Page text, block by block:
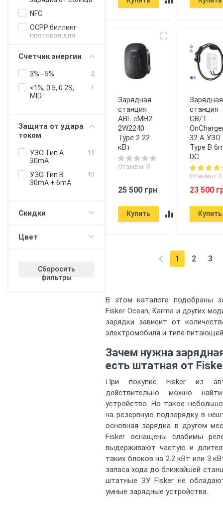
NFC
OCPP биллинг
протокол для
Онлайн-
Балансировка
мощности дом -
электромобиль
зарядные станци
Push-уведомления
Регулировка
лимита зарядки
Таймер (для DC
протокола)
V2H - повербанк с
Прием оплаты
Счетчик энергии
3% - 5% 2
<1%, 0.5, 0.2S,
MID
1
Защита от удара
током
УЗО Тип А
30mA
19
УЗО Тип B
30mA + 6mA
10
Скидки
Цвет
Сборосить
фильтры
Зарядная
станция
ABL eMH2
2W2240
Type 2 22
кВт
Отзывы: 0
25 500 грн
Купить
Зарядная
станция
GB/T
32 A УЗО
Type B
DC
Отзывы: 3
23 500
Купить
1
(current)
2 3
В этом каталоге подобраны
Fisker Ocean, Karma и других
зарядки зависит от
электромобиля и типе
Зачем нужна
есть штатная от
При покупке Fisker из
действительно можно
устройство. Но такое
на резервную подзарядку в
основная зарядка в другом
Fisker оснащены слабимы
выдерживают частую и
таких блоков на 2.2 кВт или 3
запаса хода до ближайшей
штатные ЗУ Fisker не
умные зарядные устройства.